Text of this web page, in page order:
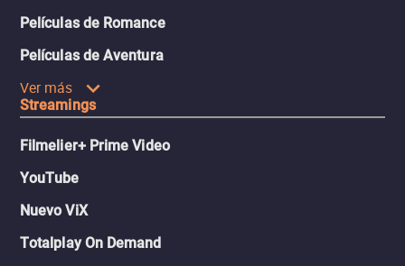
Películas de Romance
Películas de Aventura
Ver más
Streamings
Filmelier+ Prime Video
YouTube
Nuevo ViX
Totalplay On Demand